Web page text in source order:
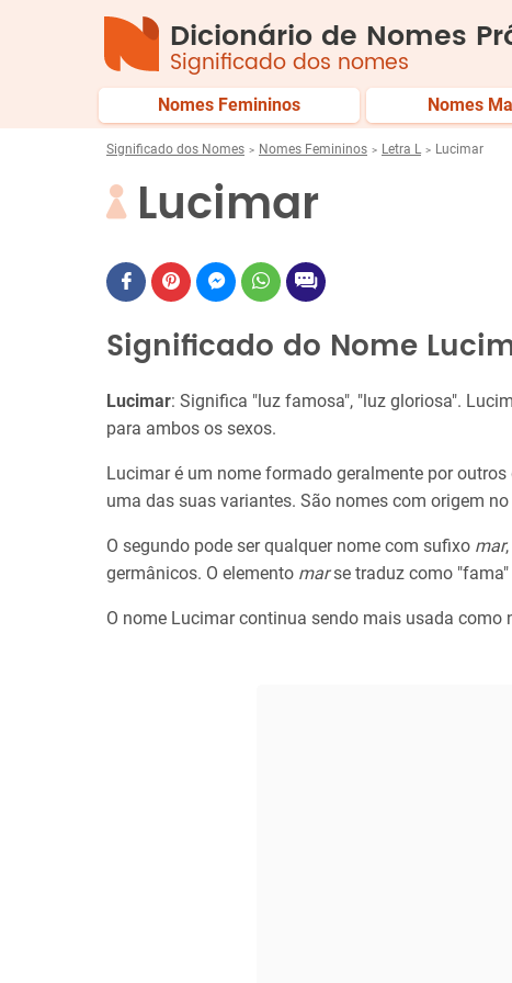
Dicionário de Nomes
Significado dos nomes
Nomes Femininos Nomes
Significado dos Nomes Nomes Femininos Letra L Lucimar
Lucimar
Significado do Nome
Lucimar: Significa "luz famosa", "luz gloriosa".
para ambos os sexos.
Lucimar é um nome formado geralmente por
uma das suas variantes. São nomes com origem
O segundo pode ser qualquer nome com sufixo mar
germânicos. O elemento marse traduz como "fama"
O nome Lucimar continua sendo mais usada como